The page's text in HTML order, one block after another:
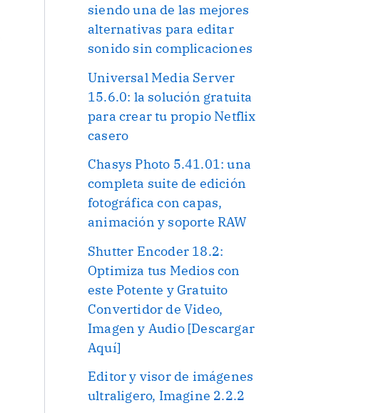
siendo una de las mejores
alternativas para editar
sonido sin complicaciones
Universal Media Server
15.6.0: la solución gratuita
para crear tu propio Netflix
casero
Chasys Photo 5.41.01: una
completa suite de edición
fotográfica con capas,
animación y soporte RAW
Shutter Encoder 18.2:
Optimiza tus Medios con
este Potente y Gratuito
Convertidor de Video,
Imagen y Audio [Descargar
Aquí]
Editor y visor de imágenes
ultraligero, Imagine 2.2.2